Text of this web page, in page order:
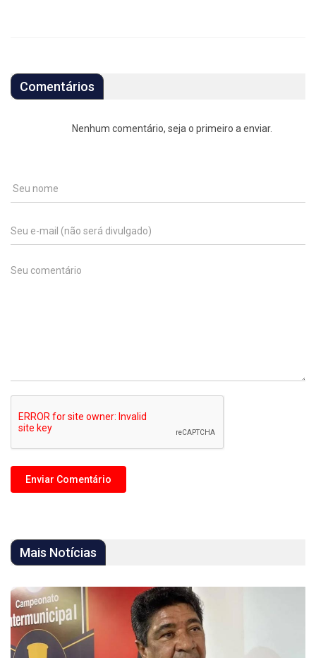
Comentários
Nenhum comentário, seja o primeiro a enviar.
Mais Notícias